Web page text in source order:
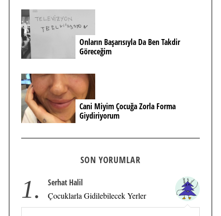
Onların Başarısıyla Da Ben Takdir
Göreceğim
Cani Miyim Çocuğa Zorla Forma
Giydiriyorum
SON YORUMLAR
1. Serhat Halil
Çocuklarla Gidilebilecek Yerler